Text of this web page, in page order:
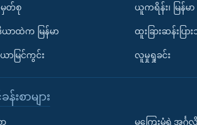
တ်စု
ယာထဲက မြန်မာ
ယာမြင်ကွင်း
ယူကရိန်း၊ မြန်မ
ထူးခြားဆန်းပြာ
လူမှုရှုခင်း
းစာများ
မကြေးမုံရဲ့အင်္ဂ